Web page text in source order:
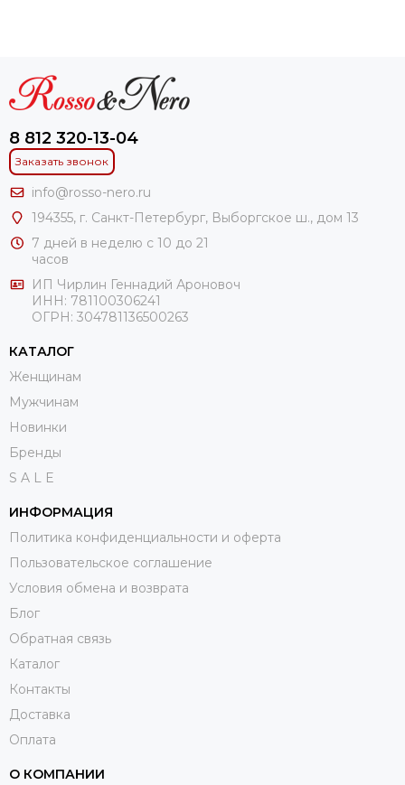
8 812 320-13-04
Заказать звонок
info@rosso-nero.ru
194355, г. Санкт-Петербург, Выборгское ш., дом 13
7 дней в неделю с 10 до 21
часов
ИП Чирлин Геннадий Ароновоч
ИНН: 781100306241
ОГРН: 304781136500263
КАТАЛОГ
Женщинам
Мужчинам
Новинки
Бренды
S A L E
ИНФОРМАЦИЯ
Политика конфиденциальности и оферта
Пользовательское соглашение
Условия обмена и возврата
Блог
Обратная связь
Каталог
Контакты
Доставка
Оплата
О КОМПАНИИ